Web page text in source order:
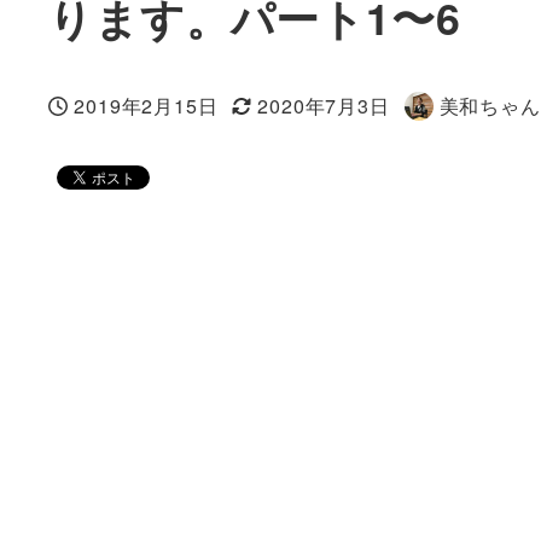
ります。パート1〜6
投稿日
2019年2月15日
更新日
2020年7月3日
著
美和ちゃん